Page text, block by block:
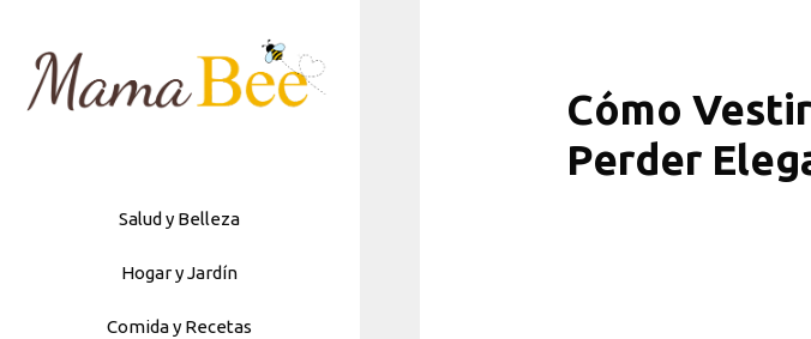
Salud y Belleza
Hogar y Jardín
Comida y Recetas
Cómo
Perder